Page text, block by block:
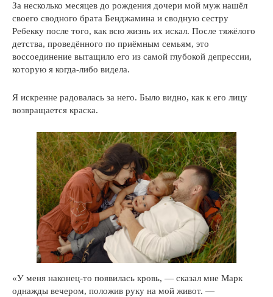
За несколько месяцев до рождения дочери мой муж нашёл
своего сводного брата Бенджамина и сводную сестру
Ребекку после того, как всю жизнь их искал. После тяжёлого
детства, проведённого по приёмным семьям, это
воссоединение вытащило его из самой глубокой депрессии,
которую я когда-либо видела.
Я искренне радовалась за него. Было видно, как к его лицу
возвращается краска.
«У меня наконец-то появилась кровь, — сказал мне Марк
однажды вечером, положив руку на мой живот. —